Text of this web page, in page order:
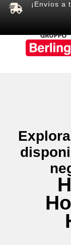
¡Envíos a